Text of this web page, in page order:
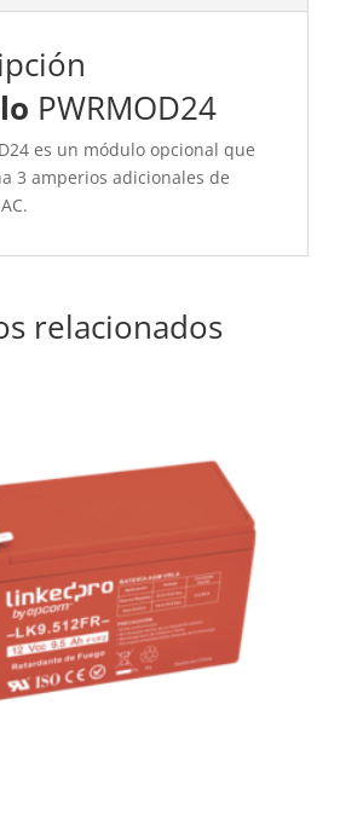
PWRMOD24
es un módulo opcional que
3 amperios adicionales de
relacionados